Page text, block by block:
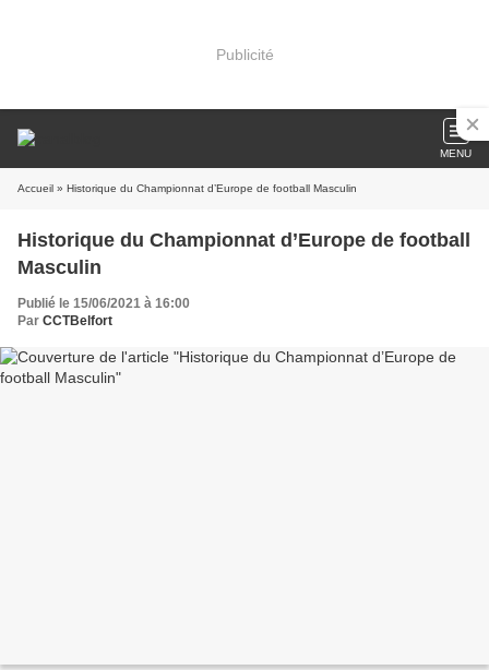
Publicité
MENU
Accueil » Historique du Championnat d’Europe de football Masculin
Historique du Championnat d’Europe de football
Masculin
Publié le 15/06/2021 à 16:00
Par CCTBelfort